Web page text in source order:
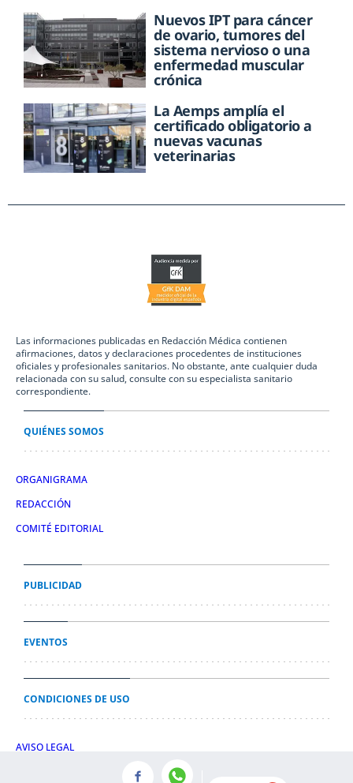
Nuevos IPT para cáncer
de ovario, tumores del
sistema nervioso o una
enfermedad muscular
crónica
La Aemps amplía el
certificado obligatorio a
nuevas vacunas
veterinarias
Las informaciones publicadas en Redacción Médica contienen
afirmaciones, datos y declaraciones procedentes de instituciones
oficiales y profesionales sanitarios. No obstante, ante cualquier duda
relacionada con su salud, consulte con su especialista sanitario
correspondiente.
QUIÉNES SOMOS
ORGANIGRAMA
REDACCIÓN
COMITÉ EDITORIAL
PUBLICIDAD
EVENTOS
CONDICIONES DE USO
AVISO LEGAL